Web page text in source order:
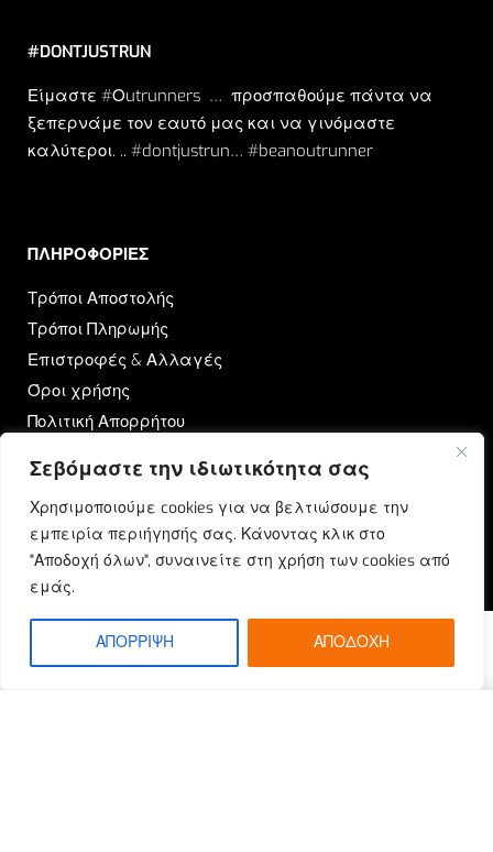
Σεβόμαστε την ιδιωτικότητα σας
Χρησιμοποιούμε cookies για να βελτιώσουμε την
εμπειρία περιήγησής σας. Κάνοντας κλικ στο
"Αποδοχή όλων", συναινείτε στη χρήση των cookies από
εμάς.
ΑΠΟΡΡΙΨΗ ΑΠΟΔΟΧΗ
#DONTJUSTRUN
Είμαστε #Οutrunners … προσπαθούμε πάντα να
ξεπερνάμε τον εαυτό μας και να γινόμαστε
καλύτεροι. .. #dontjustrun… #beanoutrunner
ΠΛΗΡΟΦΟΡΙΕΣ​
Τρόποι Αποστολής
Τρόποι Πληρωμής
Επιστροφές & Αλλαγές
Όροι χρήσης
Πολιτική Απορρήτου
OUTRUN
Ποιοι Είμαστε
Επικοινωνία
Blog